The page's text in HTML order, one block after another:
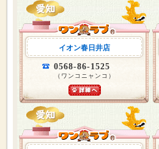
イオン春日井店
0568-86-1525
（ワンコニャンコ）